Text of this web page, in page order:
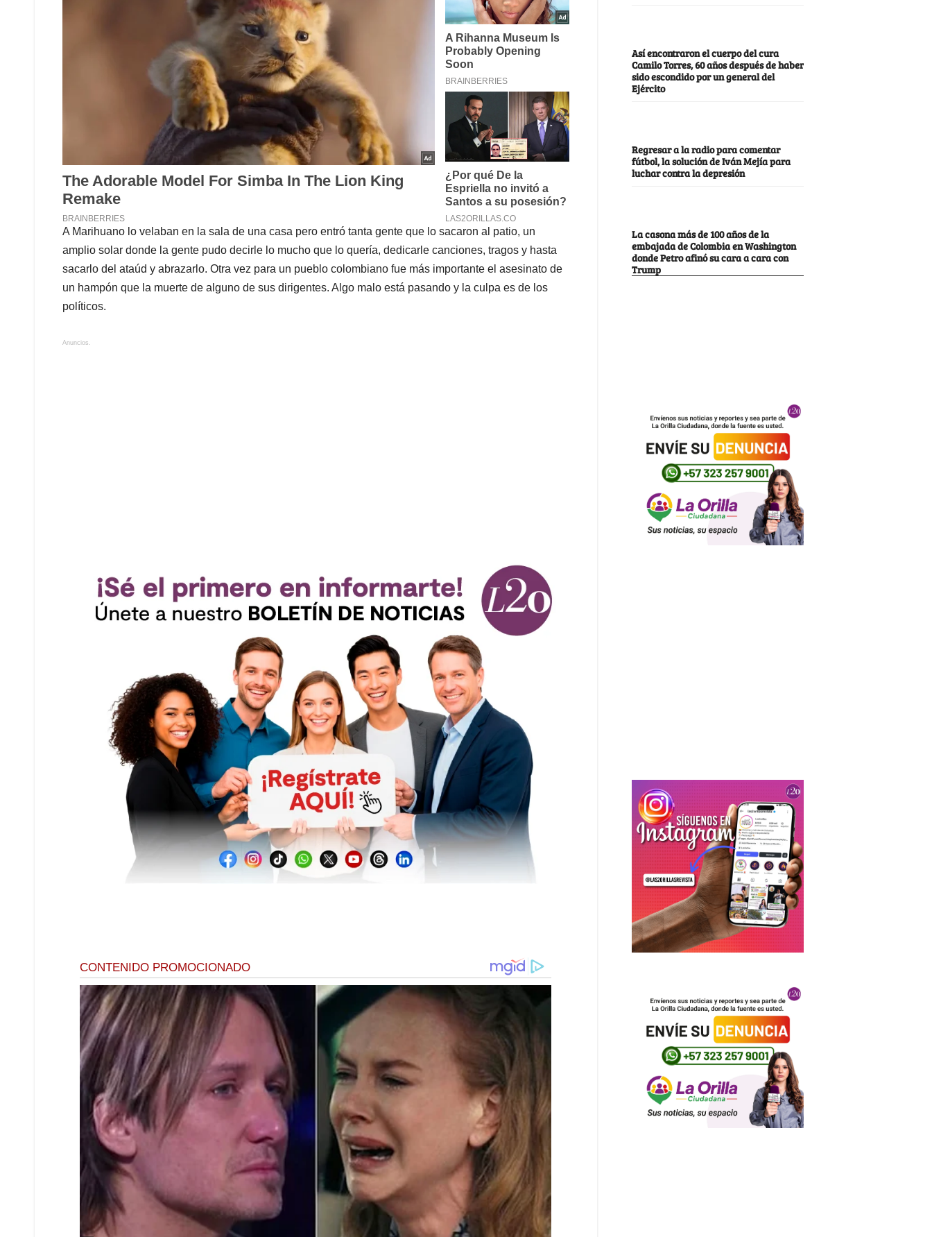
A Marihuano lo velaban en la sala de una casa pero entró tanta gente que lo sacaron al patio, un
amplio solar donde la gente pudo decirle lo mucho que lo quería, dedicarle canciones, tragos y hasta
sacarlo del ataúd y abrazarlo. Otra vez para un pueblo colombiano fue más importante el asesinato de
un hampón que la muerte de alguno de sus dirigentes. Algo malo está pasando y la culpa es de los
políticos.
Anuncios.
Así encontraron el cuerpo del cura
Camilo Torres, 60 años después de haber
sido escondido por un general del
Ejército
Regresar a la radio para comentar
fútbol, la solución de Iván Mejía para
luchar contra la depresión
La casona más de 100 años de la
embajada de Colombia en Washington
donde Petro afinó su cara a cara con
Trump